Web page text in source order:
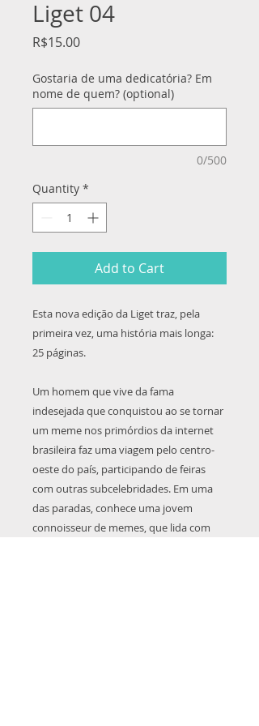
Liget 04
R$15.00Price
Gostaria de uma dedicatória? Em
nome de quem? (optional)
0/500
Quantity *
Add to Cart
Esta nova edição da Liget traz, pela
primeira vez, uma história mais longa:
25 páginas.
Um homem que vive da fama
indesejada que conquistou ao se tornar
um meme nos primórdios da internet
brasileira faz uma viagem pelo centro-
oeste do país, participando de feiras
com outras subcelebridades. Em uma
das paradas, conhece uma jovem
connoisseur de memes, que lida com